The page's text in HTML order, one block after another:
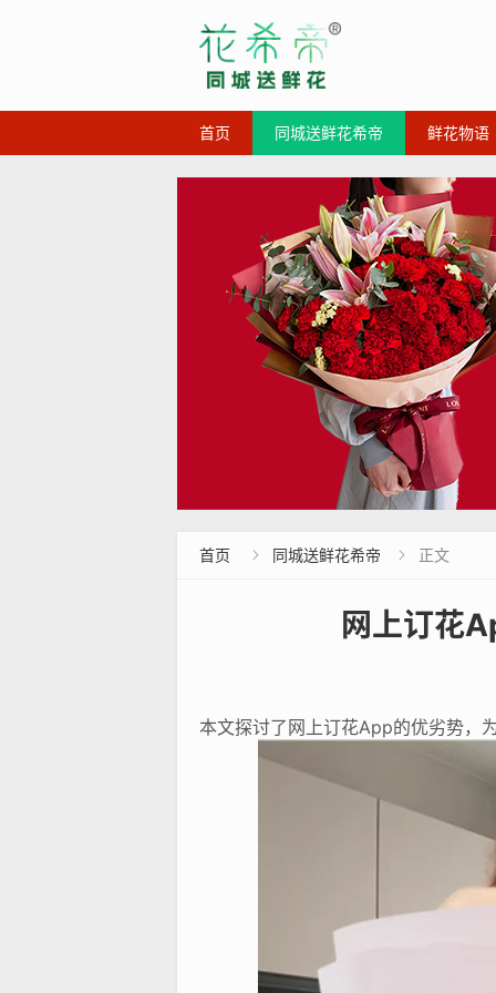
首页 同城送鲜花希帝 鲜花物语
首页  同城送鲜花希帝  正文
网上订花
本文探讨了网上订花App的优劣势，